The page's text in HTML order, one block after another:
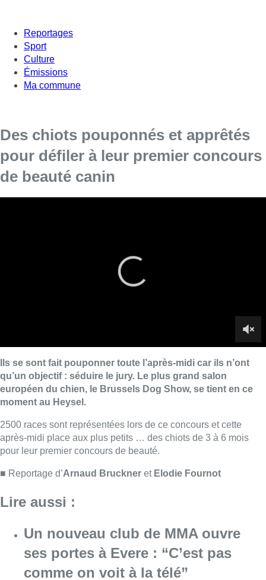
Reportages
Sport
Culture
Émissions
Ma commune
Des chiots pouponnés et apprêtés
pour défiler à leur premier concours
de beauté canin
2500 races sont représentées lors de ce concours et cette
après-midi place aux plus petits … des chiots de 3 à 6 mois
Un nouveau club de MMA ouvre
ses portes à Evere : “C’est pas